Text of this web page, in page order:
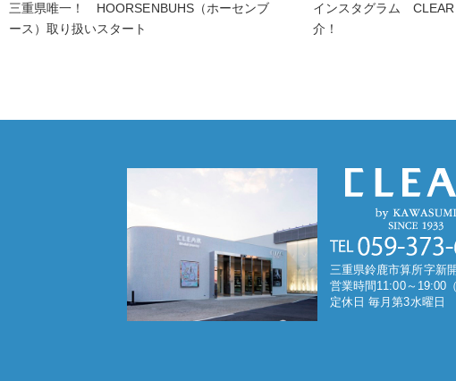
三重県唯一！ HOORSENBUHS（ホーセンブ
ース）取り扱いスタート
インスタグラム CLEAR
介！
三重県鈴鹿市算所字新
営業時間11:00～19:00
定休日 毎月第3水曜日